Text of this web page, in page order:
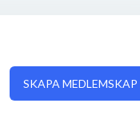
SKAPA MEDLEMSKAP